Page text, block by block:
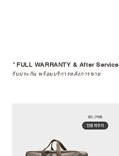
*FULL WARRANTY & After Service
รับประกัน พร้อมบริการหลังการขาย